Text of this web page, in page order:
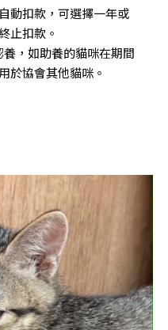
動扣款，可選擇一年或
止扣款。
，如助養的貓咪在期間
於協會其他貓咪。